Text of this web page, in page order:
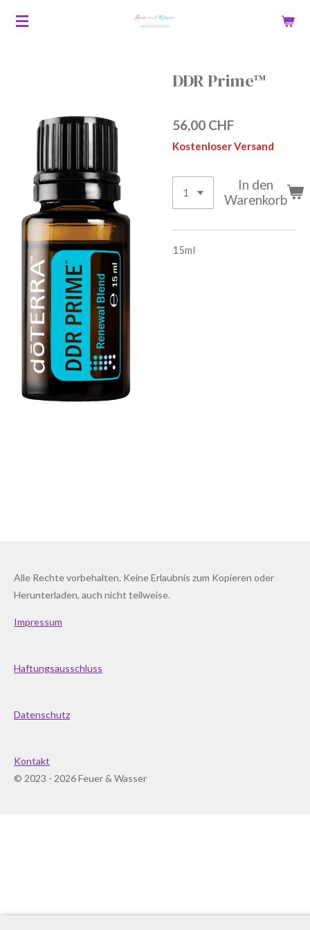
Zum
DDR Prime™
56,00 CHF
Kostenloser Versand
In den
Warenkorb
15ml
Alle Rechte vorbehalten. Keine Erlaubnis zum Kopieren oder
Herunterladen, auch nicht teilweise.
Impressum
Haftungsausschluss
Datenschutz
Kontakt
© 2023 - 2026 Feuer & Wasser